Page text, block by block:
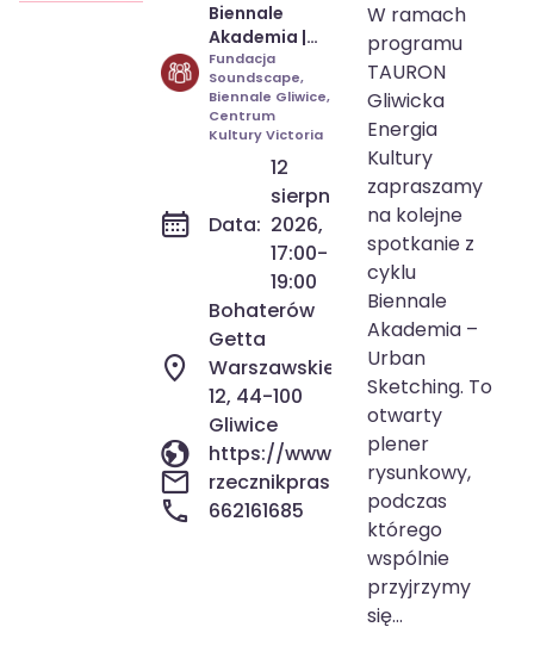
17:00-19:00
Biennale
Akademia |
Urban
Sketching -
Rysunkowy
Plener Miejski
Fundacja
Soundscape,
Biennale Gliwice,
Centrum
Kultury Victoria
Data:
12
sierpnia
2026,
17:00-
19:00
Bohaterów
Getta
Warszawskiego
12, 44-100
Gliwice
https://
662161685
W ramach
programu
TAURON
Gliwicka
Energia
Kultury
zapraszamy
na kolejne
spotkanie z
cyklu
Biennale
Akademia –
Urban
Sketching. To
otwarty
plener
rysunkowy,
podczas
którego
wspólnie
przyjrzymy
się...